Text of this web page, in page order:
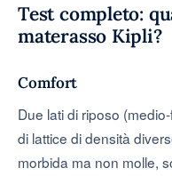
Test completo:
materasso Kipli?
Comfort
Due lati di riposo
di lattice di densità
morbida ma non molle,